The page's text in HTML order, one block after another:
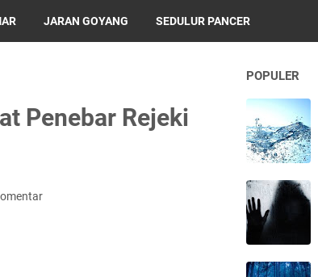
JARAN GOYANG SEDULUR PANCER
Penebar Rejeki
POPULER